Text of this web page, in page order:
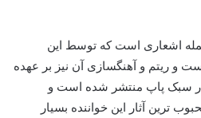
جمله اشعاری است که توسط این
و ریتم و آهنگسازی آن نیز بر عهده
سبک پاپ منتشر شده است و
ترین آثار این خواننده بسیار